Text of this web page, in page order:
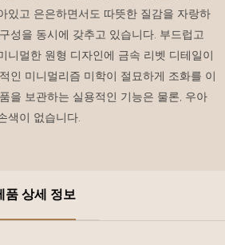
있고 은은하면서도 따뜻한 질감을 자랑하
성을 동시에 갖추고 있습니다. 부드럽고
니멀한 원형 디자인에 금속 리벳 디테일이
인 미니멀리즘 미학이 절묘하게 조화를 이
을 보관하는 실용적인 기능은 물론, 우아
색이 없습니다.
품 상세 정보